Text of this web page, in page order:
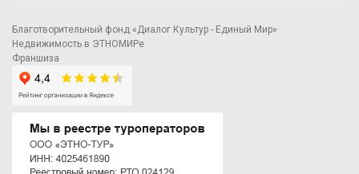
Благотворительный фонд «Диалог Культур - Единый Мир»
Недвижимость в ЭТНОМИРе
Франшиза